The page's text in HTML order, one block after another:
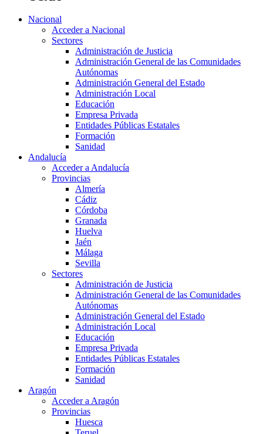
Nacional
Acceder a Nacional
Sectores
Administración de Justicia
Administración General de las Comunidades
Autónomas
Administración General del Estado
Administración Local
Educación
Empresa Privada
Entidades Públicas Estatales
Formación
Sanidad
Andalucía
Acceder a Andalucía
Provincias
Almería
Cádiz
Córdoba
Granada
Huelva
Jaén
Málaga
Sevilla
Sectores
Administración de Justicia
Administración General de las Comunidades
Autónomas
Administración General del Estado
Administración Local
Educación
Empresa Privada
Entidades Públicas Estatales
Formación
Sanidad
Aragón
Acceder a Aragón
Provincias
Huesca